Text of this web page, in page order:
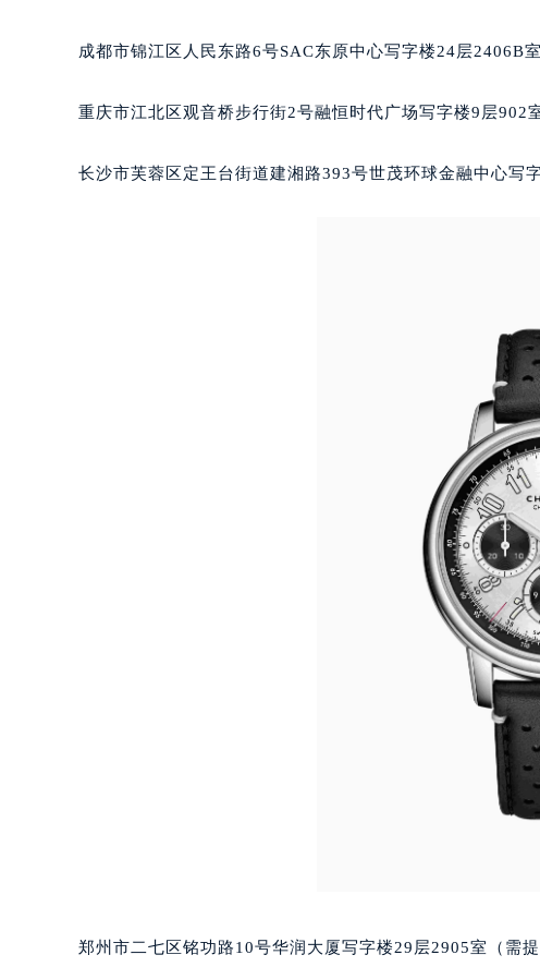
吉林省通化市东昌区环通乡江南大街萧邦售
辽宁省鞍山市铁东区站前街萧邦售后服务中
辽宁省朝阳市双塔区新华路萧邦售后服务中
辽宁省辽阳市白塔区新运大街萧邦售后服务
辽宁省盘锦市兴隆台区石油大街萧邦售后服
辽宁省铁岭市银州区南马路萧邦售后服务中
辽宁省营口市站前区市府路与渤海大街交
辽宁省沈阳市沈河区中街路137号亨得利名
辽宁省沈阳市沈河区中街路83号亨得利名
北京市朝阳区建国门外大街甲6号华熙国际
北京市东城区东长安街1号王府井东方广场
河北省保定市竞秀区朝阳北大街北国先天
内蒙古自治区阿拉善盟市左旗土尔扈特大
内蒙古自治区巴彦淖尔市临河区新华街萧邦
内蒙古自治区包头市青山区幸福路甲3号王
内蒙古自治区赤峰市红山区哈达街萧邦售后
内蒙古自治区鄂尔多斯市东胜区伊金霍洛
内蒙古自治区呼伦贝尔市海拉尔区中央街萧
内蒙古自治区通辽市科尔沁区明仁大街萧邦
山西省大同市平城区迎宾街萧邦售后服务中
成都市锦江区人民东路6号SAC东原中心写字楼24层2406B
重庆市江北区观音桥步行街2号融恒时代广场写字楼9层902
长沙市芙蓉区定王台街道建湘路393号世茂环球金融中心写
郑州市二七区铭功路10号华润大厦写字楼29层2905室（需提